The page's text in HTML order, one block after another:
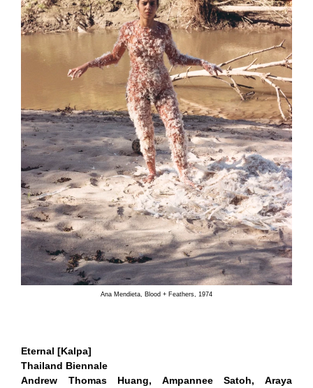
Ana Mendieta, Blood + Feathers, 1974
Eternal [Kalpa]
Thailand Biennale
Andrew Thomas Huang, Ampannee Satoh, Araya